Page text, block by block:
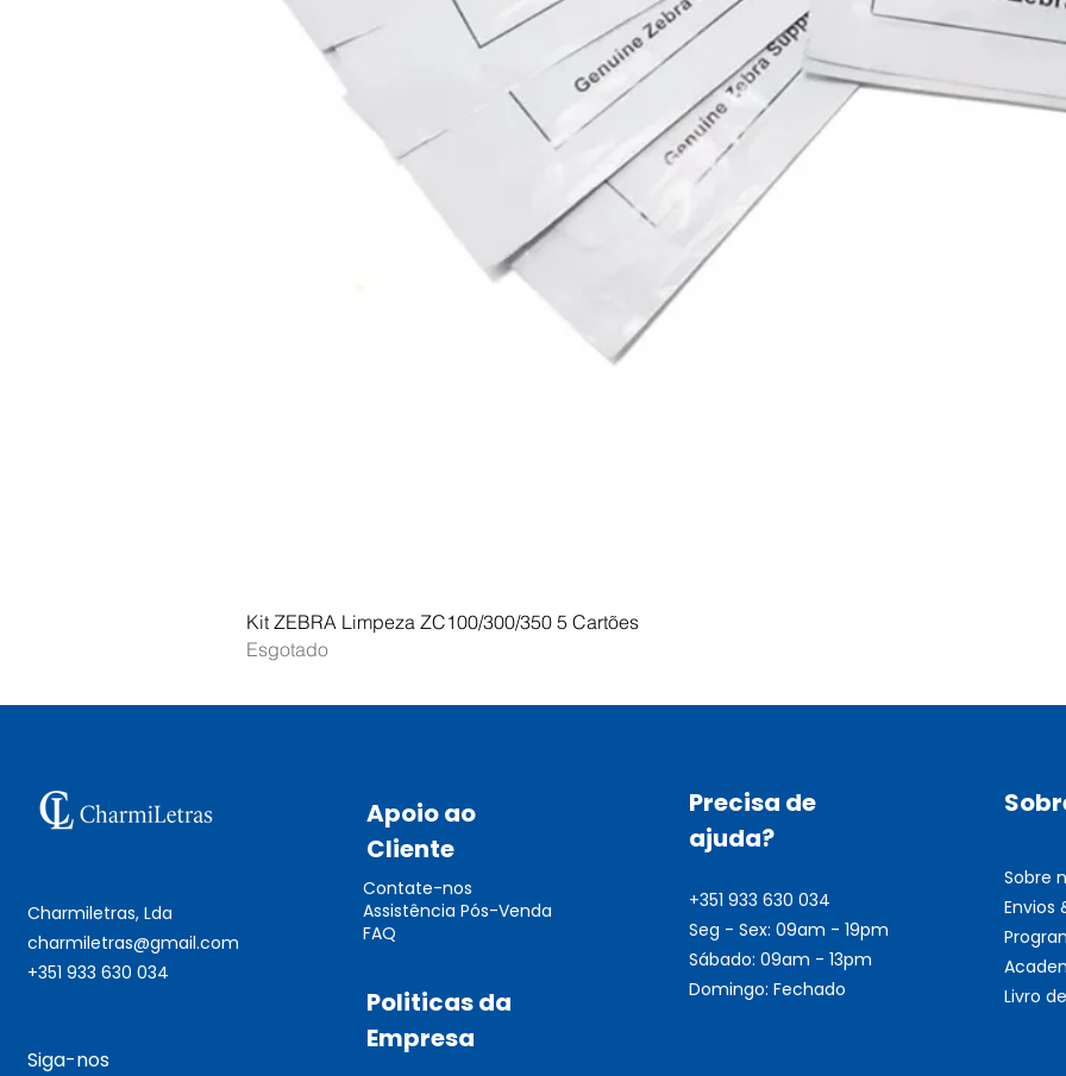
Kit ZEBRA Limpeza ZC100/300/350 5 Cartões
Esgotado
Charmiletras, Lda
charmiletras@gmail.com
+351 933 630 034
Siga-nos
Apoio ao
Cliente
Contate-nos
Assistência Pós-Venda
FAQ
Politicas da
Empresa
Precisa de
ajuda?
+351 933 630 034
Seg - Sex: 09am - 19pm
Sábado: 09am - 13pm
Domingo: Fechado
Sobre
Envios
Livro